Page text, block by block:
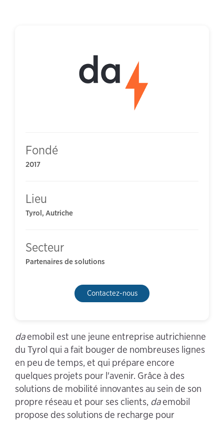
Fondé
2017
Lieu
Tyrol, Autriche
Secteur
Partenaires de solutions
Contactez-nous
daemobil est une jeune entreprise autrichienne
du Tyrol qui a fait bouger de nombreuses lignes
en peu de temps, et qui prépare encore
quelques projets pour l'avenir. Grâce à des
solutions de mobilité innovantes au sein de son
propre réseau et pour ses clients, daemobil
propose des solutions de recharge pour